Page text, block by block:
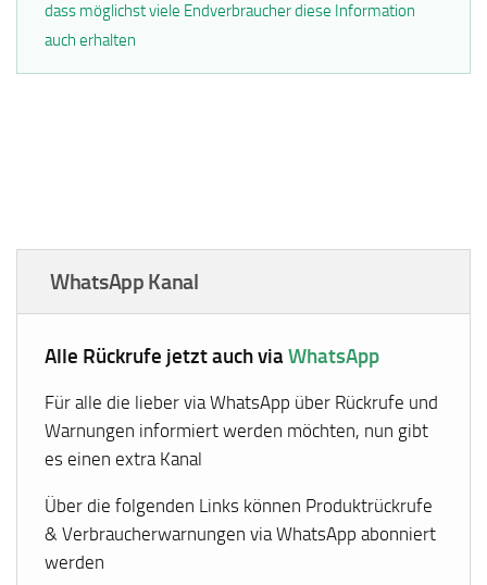
dass möglichst viele Endverbraucher diese Information
auch erhalten
WhatsApp Kanal
Alle Rückrufe jetzt auch viaWhatsApp
Für alle die lieber via WhatsApp über Rückrufe und
Warnungen informiert werden möchten, nun gibt
es einen extra Kanal
Über die folgenden Links können Produktrückrufe
& Verbraucherwarnungen via WhatsApp abonniert
werden